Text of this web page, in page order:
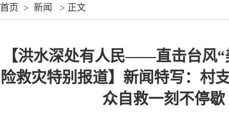
首页 > 新闻 > 正文
【洪水深处有人民——直击台风“
险救灾特别报道】新闻特写：村
众自救一刻不停歇